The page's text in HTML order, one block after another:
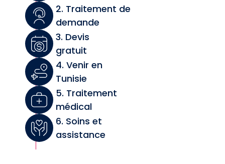
2. Traitement de
demande
3. Devis
gratuit
4. Venir en
Tunisie
5. Traitement
médical
6. Soins et
assistance